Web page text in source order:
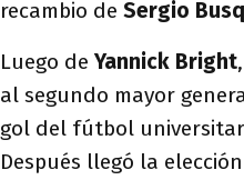
recambio de Sergio
Luego de Yannick Bright,
al segundo mayor
gol del fútbol
Después llegó la